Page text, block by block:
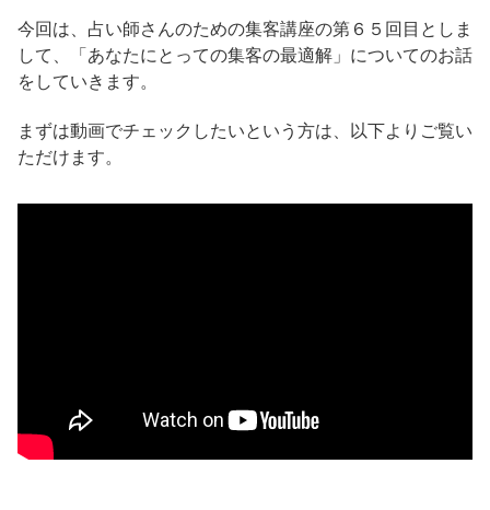
今回は、占い師さんのための集客講座の第６５回目としま
して、「あなたにとっての集客の最適解」についてのお話
をしていきます。
まずは動画でチェックしたいという方は、以下よりご覧い
ただけます。